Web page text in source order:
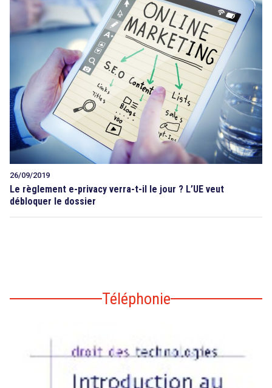
26/09/2019
Le règlement e-privacy verra-t-il le jour ? L’UE veut
débloquer le dossier
Téléphonie